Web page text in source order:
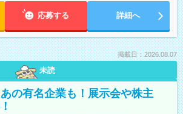
応募する 詳細へ
掲載日：2026.08.07
未読
の有名企業も！展示会や株主